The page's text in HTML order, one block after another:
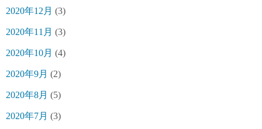
2020年12月 (3)
2020年11月 (3)
2020年10月 (4)
2020年9月 (2)
2020年8月 (5)
2020年7月 (3)